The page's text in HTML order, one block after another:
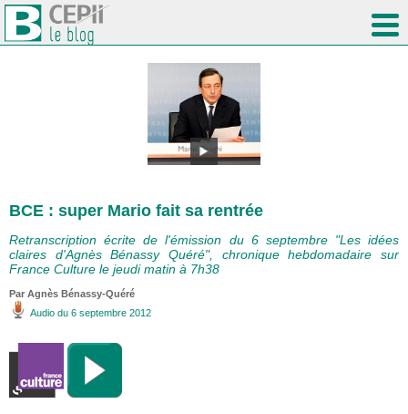
BCE : super Mario fait sa rentrée
Retranscription écrite de l'émission du 6 septembre "Les idées
claires d'Agnès Bénassy Quéré", chronique hebdomadaire sur
France Culture le jeudi matin à 7h38
Par Agnès Bénassy-Quéré
Audio du 6 septembre 2012